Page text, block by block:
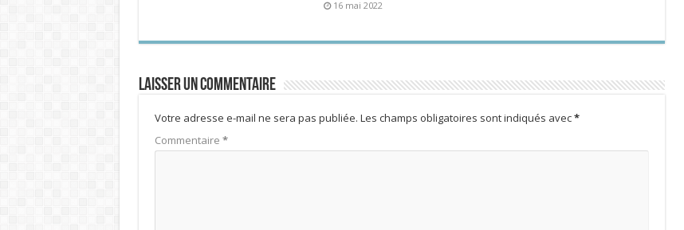
16 mai 2022
Laisser un commentaire
Votre adresse e-mail ne sera pas publiée. Les champs obligatoires sont indiqués avec*
Commentaire *